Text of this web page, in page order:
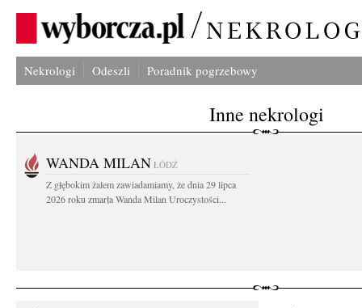
Nekrologi Odeszli Poradnik pogrzebowy
Inne nekrologi
WANDA MILAN ŁÓDŹ
Z głębokim żalem zawiadamiamy, że dnia 29 lipca
2026 roku zmarła Wanda Milan Uroczystości...